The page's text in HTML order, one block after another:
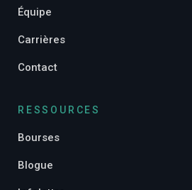
Équipe
Carrières
Contact
RESSOURCES
Bourses
Blogue